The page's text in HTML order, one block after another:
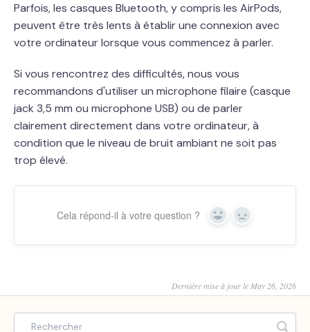
Parfois, les casques Bluetooth, y compris les AirPods,
peuvent être très lents à établir une connexion avec
votre ordinateur lorsque vous commencez à parler.
Si vous rencontrez des difficultés, nous vous
recommandons d'utiliser un microphone filaire (casque
jack 3,5 mm ou microphone USB) ou de parler
clairement directement dans votre ordinateur, à
condition que le niveau de bruit ambiant ne soit pas
trop élevé.
Cela répond-il à votre question ? Yes No
Dernière mise à jour le May 26, 2026